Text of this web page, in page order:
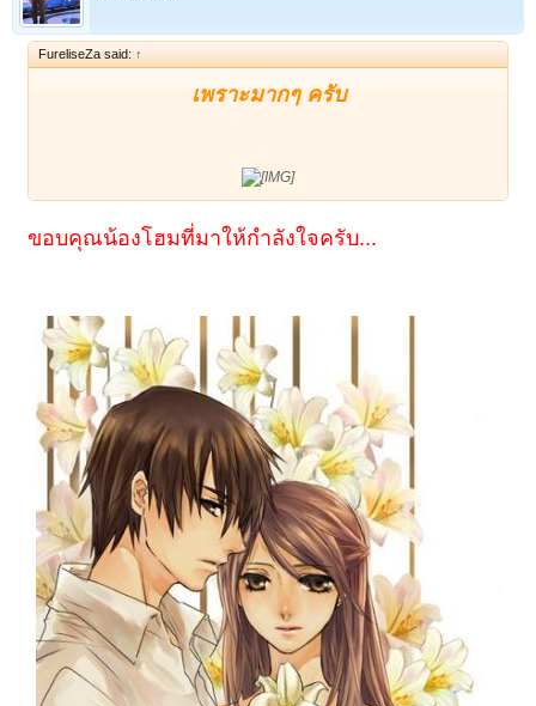
FureliseZa said: ↑
เพราะมากๆ ครับ
ขอบคุณน้องโฮมที่มาให้กำลังใจครับ...